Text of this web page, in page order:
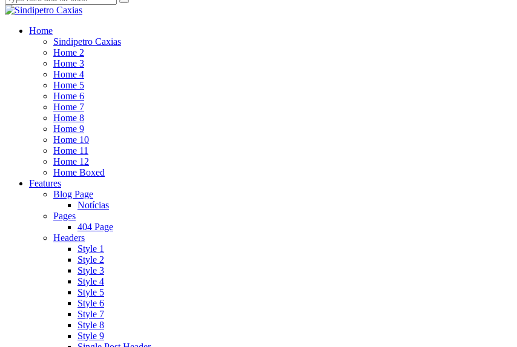
Home
Sindipetro Caxias
Home 2
Home 3
Home 4
Home 5
Home 6
Home 7
Home 8
Home 9
Home 10
Home 11
Home 12
Home Boxed
Features
Blog Page
Notícias
Pages
404 Page
Headers
Style 1
Style 2
Style 3
Style 4
Style 5
Style 6
Style 7
Style 8
Style 9